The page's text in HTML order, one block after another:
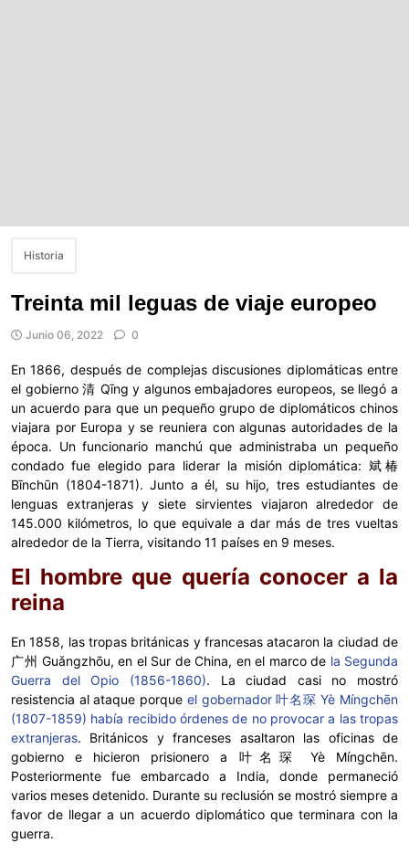
Historia
Treinta mil leguas de viaje europeo
Junio 06, 2022 0
En 1866, después de complejas discusiones diplomáticas entre
el gobierno 清 Qīng y algunos embajadores europeos, se llegó a
un acuerdo para que un pequeño grupo de diplomáticos chinos
viajara por Europa y se reuniera con algunas autoridades de la
época. Un funcionario manchú que administraba un pequeño
condado fue elegido para liderar la misión diplomática: 斌椿
Bīnchūn (1804-1871). Junto a él, su hijo, tres estudiantes de
lenguas extranjeras y siete sirvientes viajaron alrededor de
145.000 kilómetros, lo que equivale a dar más de tres vueltas
alrededor de la Tierra, visitando 11 países en 9 meses.
El hombre que quería conocer a la
reina
En 1858, las tropas británicas y francesas atacaron la ciudad de
广州 Guǎngzhōu, en el Sur de China, en el marco de la Segunda
Guerra del Opio (1856-1860). La ciudad casi no mostró
resistencia al ataque porque el gobernador 叶名琛 Yè Míngchēn
(1807-1859) había recibido órdenes de no provocar a las tropas
extranjeras. Británicos y franceses asaltaron las oficinas de
gobierno e hicieron prisionero a 叶名琛 Yè Míngchēn.
Posteriormente fue embarcado a India, donde permaneció
varios meses detenido. Durante su reclusión se mostró siempre a
favor de llegar a un acuerdo diplomático que terminara con la
guerra.